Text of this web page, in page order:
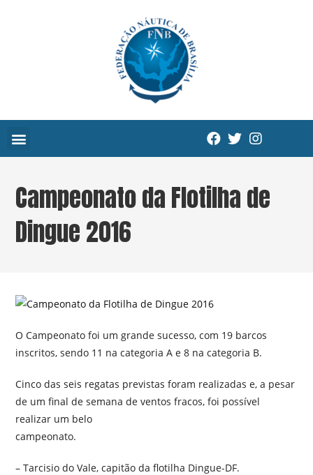
Campeonato da Flotilha de
Dingue 2016
O Campeonato foi um grande sucesso, com 19 barcos
inscritos, sendo 11 na categoria A e 8 na categoria B.
Cinco das seis regatas previstas foram realizadas e, a pesar
de um final de semana de ventos fracos, foi possível
realizar um belo
campeonato.
– Tarcisio do Vale, capitão da flotilha Dingue-DF.